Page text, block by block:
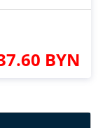
BYN